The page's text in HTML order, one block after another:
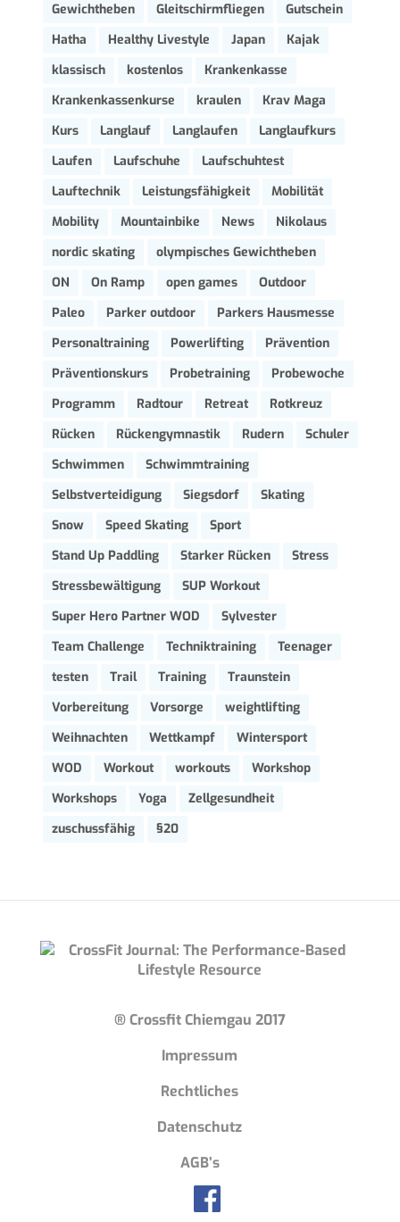
Gewichtheben
Gleitschirmfliegen
Gutschein
Hatha
Healthy Livestyle Japan
Kajak
klassisch
kostenlos
Krankenkasse
Krankenkassenkurse
kraulen
Krav Maga
Kurs
Langlauf Langlaufen
Langlaufkurs
Laufen
Laufschuhe
Laufschuhtest
Lauftechnik
Leistungsfähigkeit
Mobilität
Mobility
Mountainbike News
Nikolaus
nordic skating
olympisches Gewichtheben
ON
On Ramp open games
Outdoor
Paleo
Parker outdoor
Parkers Hausmesse
Personaltraining
Powerlifting
Prävention
Präventionskurs
Probetraining
Probewoche
Programm
Radtour Retreat
Rotkreuz
Rücken
Rückengymnastik Rudern
Schuler
Schwimmen
Schwimmtraining
Selbstverteidigung
Siegsdorf
Skating
Snow
Speed Skating
Sport
Stand Up Paddling
Starker Rücken
Stress
Stressbewältigung
SUP Workout
Super Hero Partner WOD
Sylvester
Team Challenge
Techniktraining
Teenager
testen
Trail Training
Traunstein
Vorbereitung
Vorsorge
weightlifting
Weihnachten
Wettkampf
Wintersport
WOD
Workout workouts
Workshop
Workshops
Yoga
Zellgesundheit
zuschussfähig
§20
® Crossfit Chiemgau 2017
Impressum
Rechtliches
Datenschutz
AGB’s